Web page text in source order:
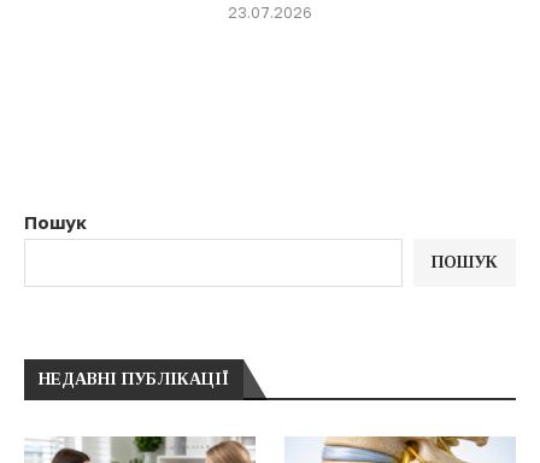
23.07.2026
Пошук
ПОШУК
НЕДАВНІ ПУБЛІКАЦІЇ